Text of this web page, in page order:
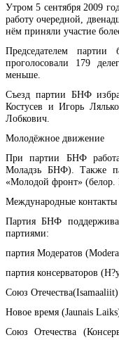
Утром 5 сентября 2009
работу очередной,
нём приняли участие
Председателем
проголосовали 179
меньше.
Съезд партии БНФ
Костусев и Игорь
Лобкович.
Молодёжное движение
При партии БНФ
Моладзь БНФ). Также
«Молодой фронт» (белор.
Международные контакты
Партия БНФ
партиями:
партия Модератов
партия консерваторов
Союз
Новое время (Jaunais
Союз Отечества